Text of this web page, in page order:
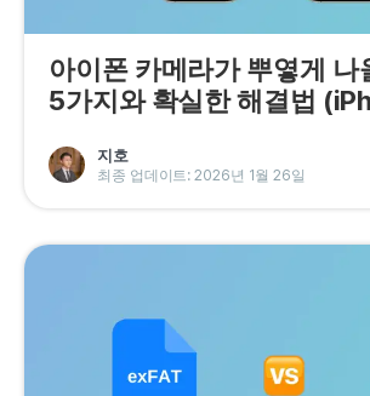
아이폰 카메라가 뿌옇게 나
5가지와 확실한 해결법
지호
최종 업데이트: 2026년 1월 26일